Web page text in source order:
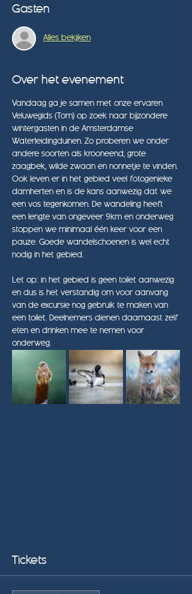
Gasten
Alles bekijken
Over het evenement
Vandaag ga je samen met onze ervaren
Veluwegids (Tom) op zoek naar bijzondere
wintergasten in de Amsterdamse
Waterleidingduinen. Zo proberen we onder
andere soorten als krooneend, grote
zaagbek, wilde zwaan en nonnetje te vinden.
Ook leven er in het gebied veel fotogenieke
damherten en is de kans aanwezig dat we
een vos tegenkomen. De wandeling heeft
een lengte van ongeveer 9km en onderweg
stoppen we minimaal één keer voor een
pauze. Goede wandelschoenen is wel echt
nodig in het gebied.
Let op: in het gebied is geen toilet aanwezig
en dus is het verstandig om voor aanvang
van de excursie nog gebruik te maken van
een toilet. Deelnemers dienen daarnaast zelf
eten en drinken mee te nemen voor
onderweg.
Tickets